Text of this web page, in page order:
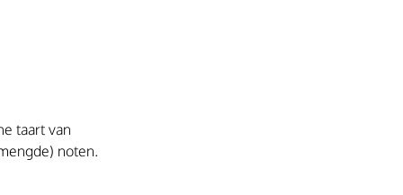
taart van
noten.